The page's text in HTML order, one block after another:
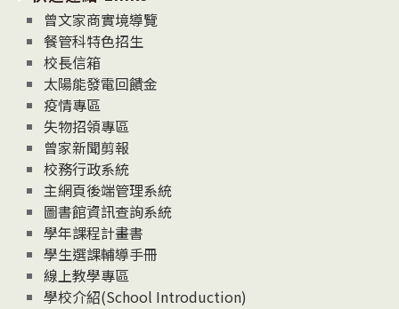
息
News
曾文家商實境導覽
餐管科特色招生
校長信箱
太陽能發電回饋金
疫情專區
失物招領專區
曾家新聞剪報
校務行政系統
主網頁後端管理系統
圖書館資訊查詢系統
學年課程計畫書
學生選課輔導手冊
線上教學專區
學校介紹(School Introduction)